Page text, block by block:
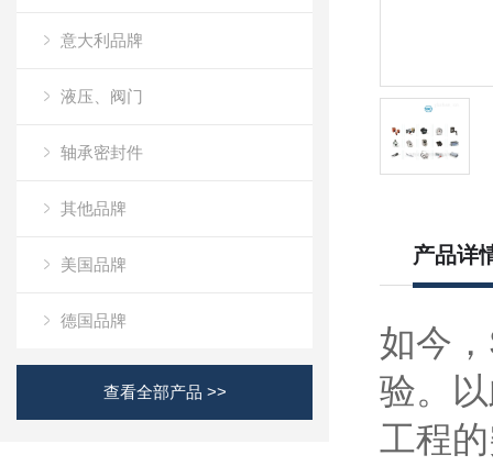
意大利品牌
液压、阀门
轴承密封件
其他品牌
美国品牌
德国品牌
查看全部产品 >>
产品详
如今
验。
工程